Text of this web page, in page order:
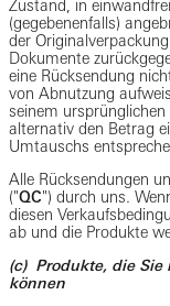
Zustand, in
(gegebenenfalls)
der
Dokumente
eine Rücksendung
von Abnutzung
seinem
alternativ den Betrag
Umtauschs
Alle Rücksendungen
("QC") durch uns.
diesen
ab und die Produkte
(c) Produkte, die
können